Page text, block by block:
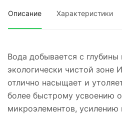
Описание Характеристики
Вода добывается с
экологически чистой зоне
отлично насыщает и
более быстрому усвоению
микроэлементов, усилению